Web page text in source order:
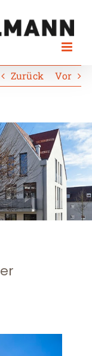
Zurück Vor